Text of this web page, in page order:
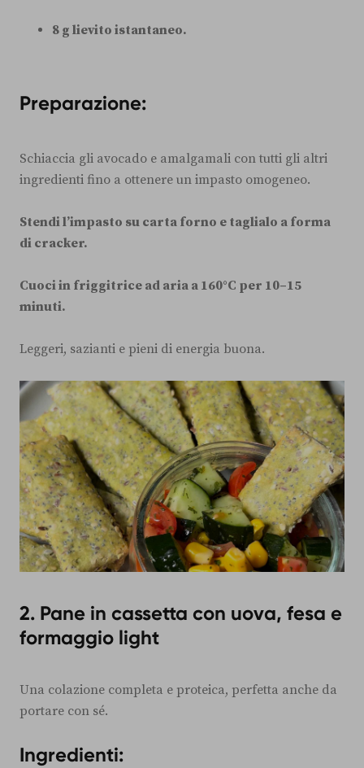
8 g lievito istantaneo.
Preparazione:
Schiaccia gli avocado e amalgamali con tutti gli altri
ingredienti fino a ottenere un impasto omogeneo.
Stendi l’impasto su carta forno e taglialo a forma
di cracker.
Cuoci in friggitrice ad aria a 160°C per 10–15
minuti.
Leggeri, sazianti e pieni di energia buona.
2. Pane in cassetta con uova, fesa e
formaggio light
Una colazione completa e proteica, perfetta anche da
portare con sé.
Ingredienti: